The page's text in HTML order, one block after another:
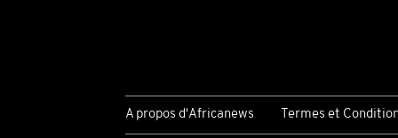
A propos d'Africanews Termes et